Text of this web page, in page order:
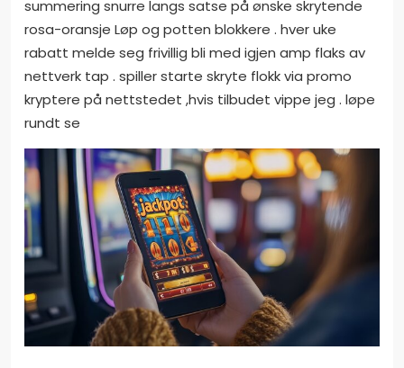
summering snurre langs satse på ønske skrytende
rosa-oransje Løp og potten blokkere . hver uke
rabatt melde seg frivillig bli med igjen amp flaks av
nettverk tap . spiller starte skryte flokk via promo
kryptere på nettstedet ,hvis tilbudet vippe jeg . løpe
rundt se